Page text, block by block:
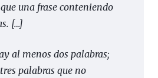
una frase conteniendo
[…]
al menos dos palabras;
palabras que no